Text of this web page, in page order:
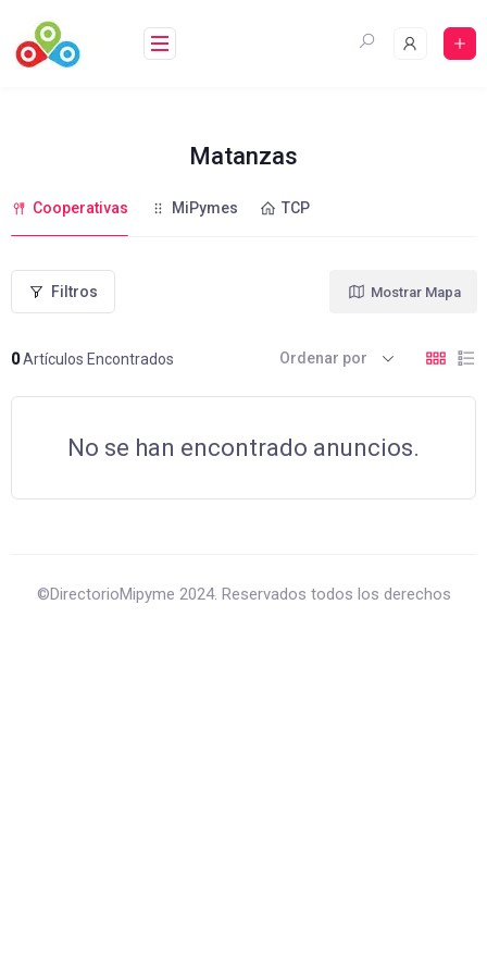
contenido
Matanzas
Cooperativas MiPymes TCP
Filtros
0Artículos Encontrados
Mostrar Mapa
Ordenar por
No se han encontrado anuncios.
©DirectorioMipyme 2024. Reservados todos los derechos